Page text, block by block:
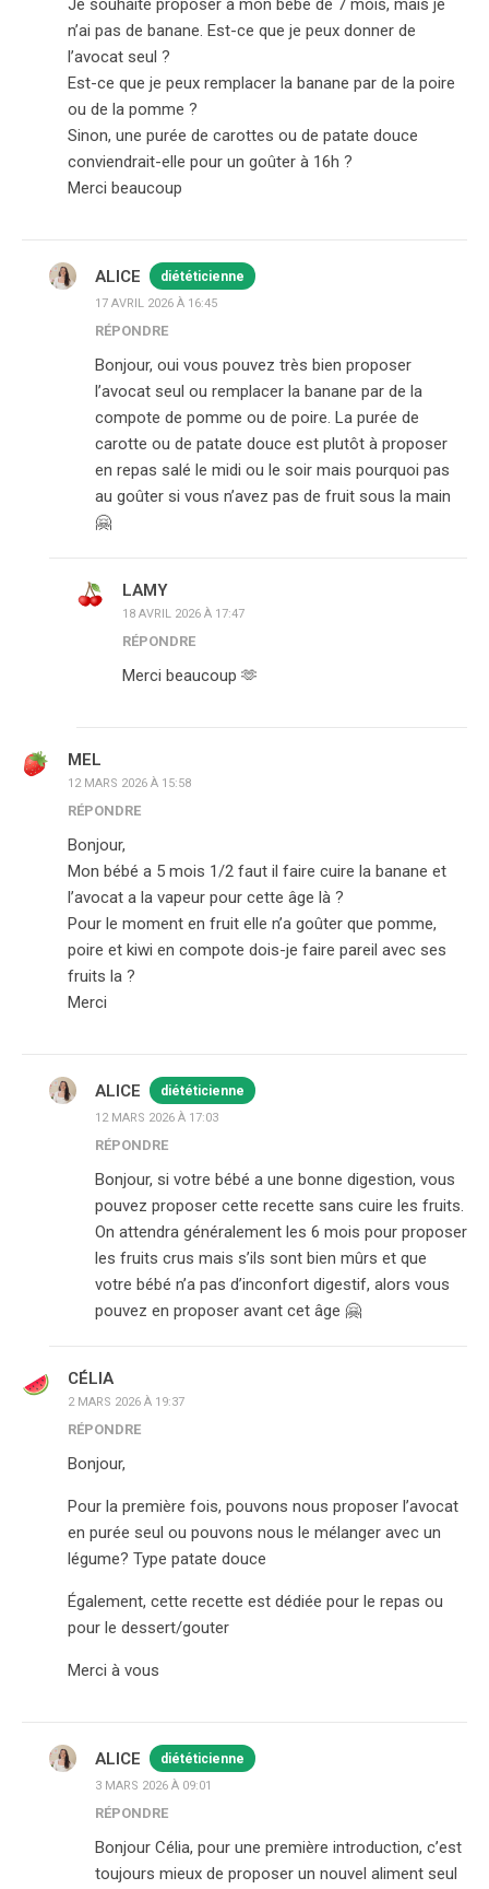
Je souhaite proposer à mon bébé de 7 mois, mais je
n’ai pas de banane. Est-ce que je peux donner de
l’avocat seul ?
Est-ce que je peux remplacer la banane par de la poire
ou de la pomme ?
Sinon, une purée de carottes ou de patate douce
conviendrait-elle pour un goûter à 16h ?
Merci beaucoup
ALICE diététicienne
17 AVRIL 2026 À 16:45
RÉPONDRE
Bonjour, oui vous pouvez très bien proposer
l’avocat seul ou remplacer la banane par de la
compote de pomme ou de poire. La purée de
carotte ou de patate douce est plutôt à proposer
en repas salé le midi ou le soir mais pourquoi pas
au goûter si vous n’avez pas de fruit sous la main
🤗
LAMY
18 AVRIL 2026 À 17:47
RÉPONDRE
Merci beaucoup 🫶
MEL
12 MARS 2026 À 15:58
RÉPONDRE
Bonjour,
Mon bébé a 5 mois 1/2 faut il faire cuire la banane et
l’avocat a la vapeur pour cette âge là ?
Pour le moment en fruit elle n’a goûter que pomme,
poire et kiwi en compote dois-je faire pareil avec ses
fruits la ?
Merci
ALICE diététicienne
12 MARS 2026 À 17:03
RÉPONDRE
Bonjour, si votre bébé a une bonne digestion, vous
pouvez proposer cette recette sans cuire les fruits.
On attendra généralement les 6 mois pour proposer
les fruits crus mais s’ils sont bien mûrs et que
votre bébé n’a pas d’inconfort digestif, alors vous
pouvez en proposer avant cet âge 🤗
CÉLIA
2 MARS 2026 À 19:37
RÉPONDRE
Bonjour,
Pour la première fois, pouvons nous proposer l’avocat
en purée seul ou pouvons nous le mélanger avec un
légume? Type patate douce
Également, cette recette est dédiée pour le repas ou
pour le dessert/gouter
Merci à vous
ALICE diététicienne
3 MARS 2026 À 09:01
RÉPONDRE
Bonjour Célia, pour une première introduction, c’est
toujours mieux de proposer un nouvel aliment seul